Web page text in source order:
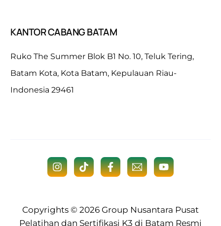
KANTOR CABANG BATAM
Ruko The Summer Blok B1 No. 10, Teluk Tering,
Batam Kota, Kota Batam, Kepulauan Riau-
Indonesia 29461
Copyrights © 2026 Group Nusantara Pusat
Pelatihan dan Sertifikasi K3 di Batam Resmi